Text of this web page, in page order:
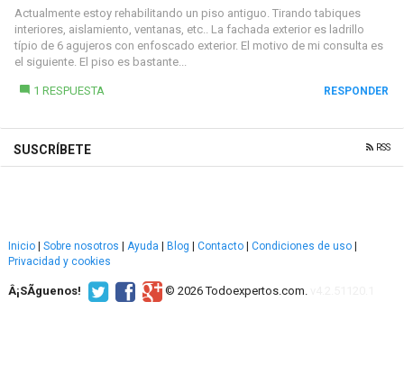
Actualmente estoy rehabilitando un piso antiguo. Tirando tabiques
interiores, aislamiento, ventanas, etc.. La fachada exterior es ladrillo
típio de 6 agujeros con enfoscado exterior. El motivo de mi consulta es
el siguiente. El piso es bastante...
1 RESPUESTA RESPONDER
SUSCRÍBETE RSS
Inicio Sobre nosotros Ayuda Blog Contacto Condiciones de uso
Privacidad y cookies
Â¡SÃ­guenos! © 2026 Todoexpertos.com.